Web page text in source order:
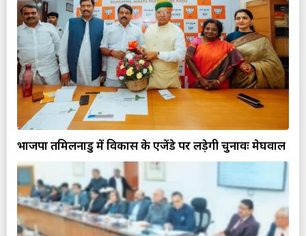
भाजपा तमिलनाडु में विकास के एजेंडे पर लड़ेगी चुनावः मेघवाल